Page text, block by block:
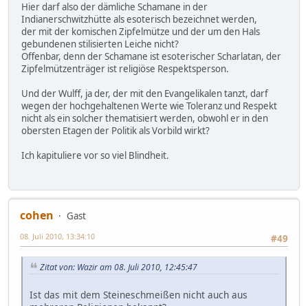
Hier darf also der dämliche Schamane in der
Indianerschwitzhütte als esoterisch bezeichnet werden,
der mit der komischen Zipfelmütze und der um den Hals
gebundenen stilisierten Leiche nicht?
Offenbar, denn der Schamane ist esoterischer Scharlatan, der
Zipfelmützenträger ist religiöse Respektsperson.
Und der Wulff, ja der, der mit den Evangelikalen tanzt, darf
wegen der hochgehaltenen Werte wie Toleranz und Respekt
nicht als ein solcher thematisiert werden, obwohl er in den
obersten Etagen der Politik als Vorbild wirkt?
Ich kapituliere vor so viel Blindheit.
cohen
Gast
#49
08. Juli 2010, 13:34:10
Zitat von: Wazir am 08. Juli 2010, 12:45:47
Ist das mit dem Steineschmeißen nicht auch aus